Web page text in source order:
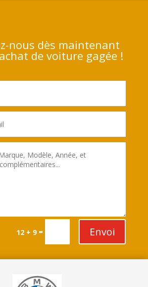
nous dès maintenant
de voiture gagée !
12 + 9= Envoi